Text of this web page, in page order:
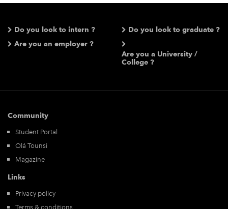
Do you look to intern ?
Do you look to graduate ?
Are you an employer ?
Are you a University /
College ?
Community
Student Portal
Olá Tounsi
Magazine
Links
Privacy policy
Terms & conditions